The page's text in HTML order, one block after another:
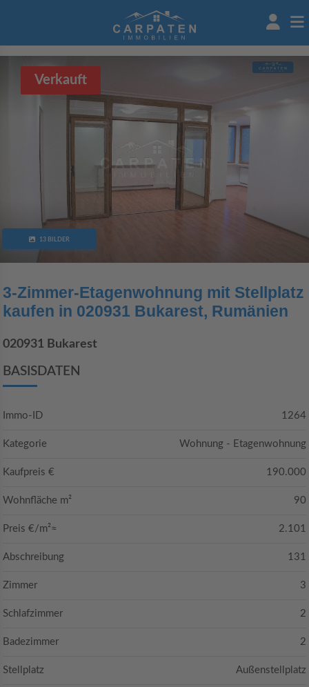
Verkauft
13 BILDER
3-Zimmer-Etagenwohnung mit Stellplatz
kaufen in 020931 Bukarest, Rumänien
020931 Bukarest
BASISDATEN
Immo-ID 1264
Kategorie Wohnung - Etagenwohnung
Kaufpreis € 190.000
Wohnfläche m² 90
Preis €/m²≈ 2.101
Abschreibung 131
Zimmer 3
Schlafzimmer 2
Badezimmer 2
Stellplatz Außenstellplatz